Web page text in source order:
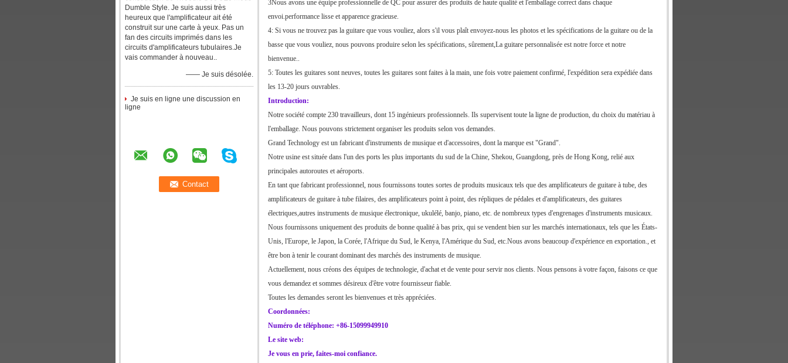
Dumble Style. Je suis aussi très
heureux que l'amplificateur ait été
construit sur une carte à yeux. Pas un
fan des circuits imprimés dans les
circuits d'amplificateurs tubulaires.Je
vais commander à nouveau..
—— Je suis désolée.
Je suis en ligne une discussion en
ligne
3Nous avons une équipe professionnelle de QC pour assurer des produits de haute qualité et l'emballage correct dans chaque
envoi.performance lisse et apparence gracieuse.
4: Si vous ne trouvez pas la guitare que vous vouliez, alors s'il vous plaît envoyez-nous les photos et les spécifications de la guitare ou de la
basse que vous vouliez, nous pouvons produire selon les spécifications, sûrement,La guitare personnalisée est notre force et notre
bienvenue..
5: Toutes les guitares sont neuves, toutes les guitares sont faites à la main, une fois votre paiement confirmé, l'expédition sera expédiée dans
les 13-20 jours ouvrables.
Introduction:
Notre société compte 230 travailleurs, dont 15 ingénieurs professionnels. Ils supervisent toute la ligne de production, du choix du matériau à
l'emballage. Nous pouvons strictement organiser les produits selon vos demandes.
Grand Technology est un fabricant d'instruments de musique et d'accessoires, dont la marque est "Grand".
Notre usine est située dans l'un des ports les plus importants du sud de la Chine, Shekou, Guangdong, près de Hong Kong, relié aux
principales autoroutes et aéroports.
En tant que fabricant professionnel, nous fournissons toutes sortes de produits musicaux tels que des amplificateurs de guitare à tube, des
amplificateurs de guitare à tube filaires, des amplificateurs point à point, des répliques de pédales et d'amplificateurs, des guitares
électriques,autres instruments de musique électronique, ukulélé, banjo, piano, etc. de nombreux types d'engrenages d'instruments musicaux.
Nous fournissons uniquement des produits de bonne qualité à bas prix, qui se vendent bien sur les marchés internationaux, tels que les États-
Unis, l'Europe, le Japon, la Corée, l'Afrique du Sud, le Kenya, l'Amérique du Sud, etc.Nous avons beaucoup d'expérience en exportation., et
être bon à tenir le courant dominant des marchés des instruments de musique.
Actuellement, nous créons des équipes de technologie, d'achat et de vente pour servir nos clients. Nous pensons à votre façon, faisons ce que
vous demandez et sommes désireux d'être votre fournisseur fiable.
Toutes les demandes seront les bienvenues et très appréciées.
Coordonnées:
Numéro de téléphone: +86-15099949910
Le site web:
Je vous en prie, faites-moi confiance.